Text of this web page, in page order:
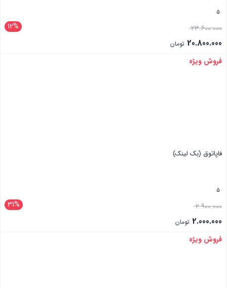
5
12% 23.600.000
20.800.000 تومان
بستن
فروش ویژه
فاپاتوق (بک لینک)
5
31% 2.900.000
2.000.000 تومان
بستن
فروش ویژه